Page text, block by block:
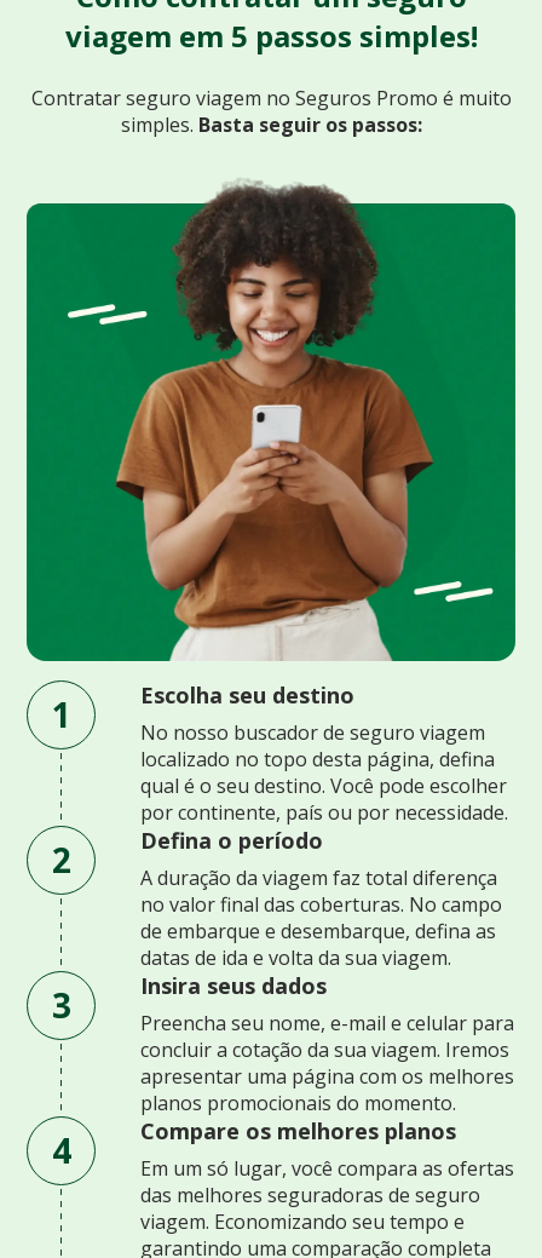
viagem em 5 passos simples!
Contratar seguro viagem no Seguros Promo é muito
simples. Basta seguir os passos:
1 Escolha seu destino
No nosso buscador de seguro viagem
localizado no topo desta página, defina
qual é o seu destino. Você pode escolher
por continente, país ou por necessidade.
2 Defina o período
A duração da viagem faz total diferença
no valor final das coberturas. No campo
de embarque e desembarque, defina as
datas de ida e volta da sua viagem.
3 Insira seus dados
Preencha seu nome, e-mail e celular para
concluir a cotação da sua viagem. Iremos
apresentar uma página com os melhores
planos promocionais do momento.
4 Compare os melhores planos
Em um só lugar, você compara as ofertas
das melhores seguradoras de seguro
viagem. Economizando seu tempo e
garantindo uma comparação completa